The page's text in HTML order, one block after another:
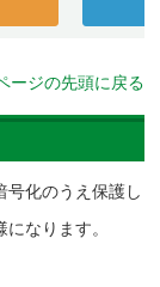
ージの先頭に戻る
号化のうえ保護し
なります。